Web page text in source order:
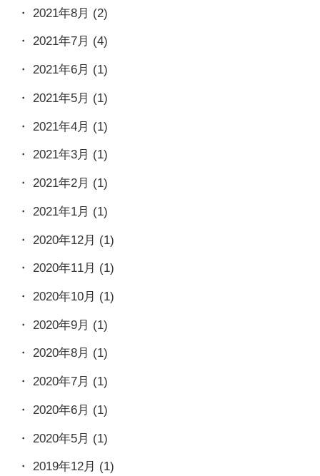
2021年8月 (2)
2021年7月 (4)
2021年6月 (1)
2021年5月 (1)
2021年4月 (1)
2021年3月 (1)
2021年2月 (1)
2021年1月 (1)
2020年12月 (1)
2020年11月 (1)
2020年10月 (1)
2020年9月 (1)
2020年8月 (1)
2020年7月 (1)
2020年6月 (1)
2020年5月 (1)
2019年12月 (1)